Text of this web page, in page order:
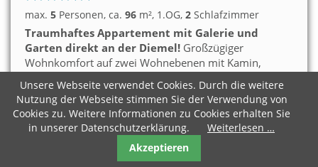
max. 5 Personen, ca. 96 m², 1.OG, 2 Schlafzimmer
Traumhaftes Appartement mit Galerie und
Garten direkt an der Diemel! Großzügiger
Wohnkomfort auf zwei Wohnebenen mit Kamin,
Garten mit Spielwiese und Feuerstelle direkt an der
jungen Diemel. Ideal für Genussurlauber,
Wanderer und Familien mit mittelgroßem Hund.
Merken
Details
Unsere Webseite verwendet Cookies. Durch die weitere
Nutzung der Webseite stimmen Sie der Verwendung von
Cookies zu. Weitere Informationen zu Cookies erhalten Sie
in unserer Datenschutzerklärung.
Weiterlesen …
Akzeptieren